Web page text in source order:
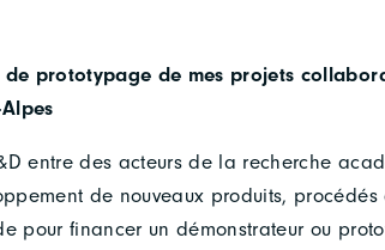
prototypage de mes projets
entre des acteurs de la recherche
de nouveaux produits, procédés
pour financer un démonstrateur ou